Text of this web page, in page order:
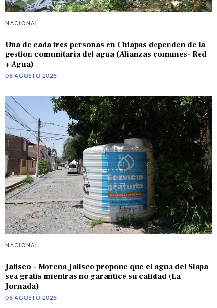
NACIONAL
Una de cada tres personas en Chiapas dependen de la
gestión comunitaria del agua (Alianzas comunes- Red
+ Agua)
06 AGOSTO 2026
NACIONAL
Jalisco – Morena Jalisco propone que el agua del Siapa
sea gratis mientras no garantice su calidad (La
Jornada)
06 AGOSTO 2026